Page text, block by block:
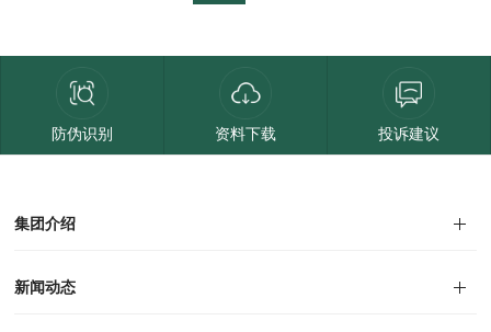
防伪识别 资料下载 投诉建议
集团介绍
集团介绍
企业文化
人才招聘
商学院
VR全景展厅
董事长介绍
新闻动态